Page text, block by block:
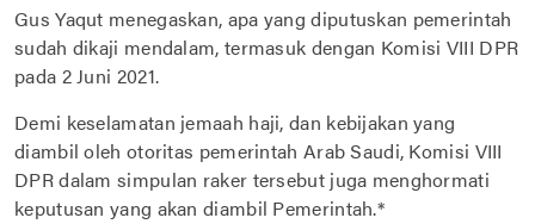
Gus Yaqut menegaskan, apa yang diputuskan pemerintah
sudah dikaji mendalam, termasuk dengan Komisi VIII DPR
pada 2 Juni 2021.
Demi keselamatan jemaah haji, dan kebijakan yang
diambil oleh otoritas pemerintah Arab Saudi, Komisi VIII
DPR dalam simpulan raker tersebut juga menghormati
keputusan yang akan diambil Pemerintah.*